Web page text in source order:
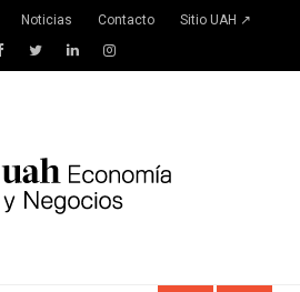
Noticias Contacto Sitio UAH ↗
FacebookTwitterLinkedInInstagram